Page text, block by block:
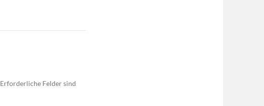
Erforderliche Felder sind